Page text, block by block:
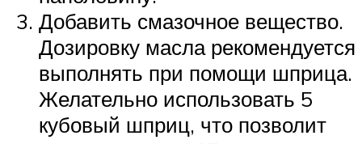
Добавить смазочное вещество.
Дозировку масла рекомендуется
выполнять при помощи шприца.
Желательно использовать 5
кубовый шприц, что позволит